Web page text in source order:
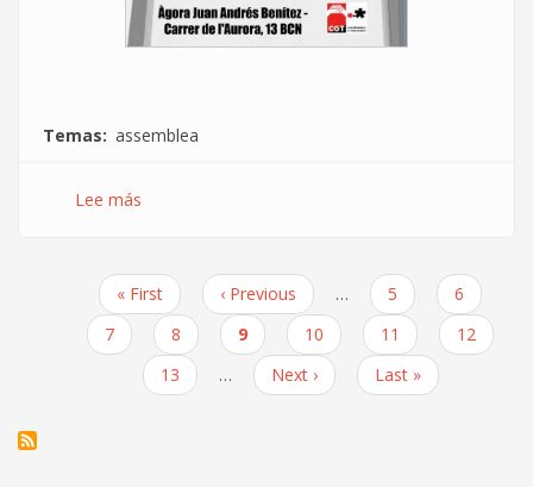
Temas assemblea
Lee más
de
la
Coordinadora
d'Informàtica
de
Paginación
Primera
página
« First
Página
anterior
‹ Previous … Page
5 Page
6
Page
7 Page
8
Página
actual
9 Page
10 Page
11 Page
12
Page
13 …
Siguiente
página
Next ›
Última
página
Last »